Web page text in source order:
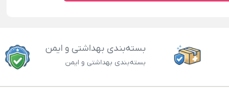
بسته‌بندی بهداشتی و ایمن
بسته‌بندی بهداشتی و ایمن